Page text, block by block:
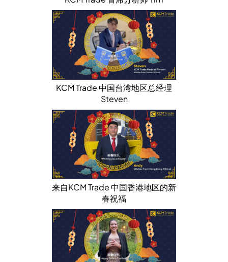
KCM Trade 中国台湾地区总经理
Steven
来自KCM Trade 中国香港地区的新
春祝福